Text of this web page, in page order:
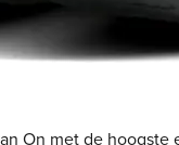
On met de hoogste